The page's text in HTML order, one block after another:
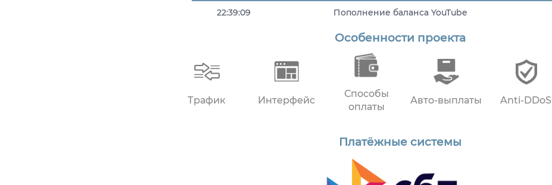
22:39:09 Пополнение баланса YouTube
Пополнение баланса YouTube
Особенности проекта
Трафик Интерфейс
Способы
оплаты
Авто-выплаты Anti-DDoS
Платёжные системы